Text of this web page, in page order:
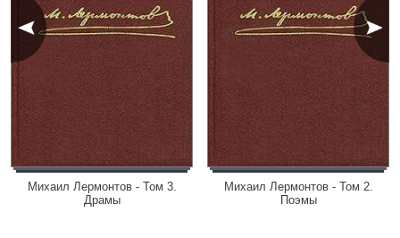
Михаил Лермонтов - Том 3.
Драмы
Михаил Лермонтов - Том 2.
Поэмы